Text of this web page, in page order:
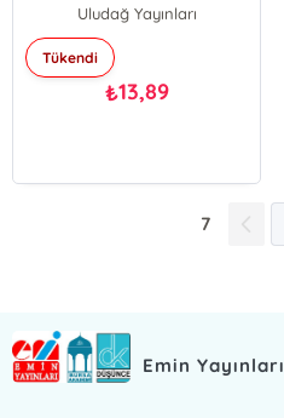
Uludağ Yayınları
Tükendi
₺13,89
7
Emin Yayınları